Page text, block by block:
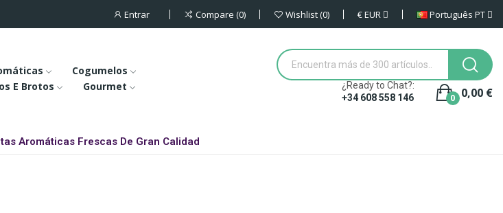
Entrar Compare 0 Wishlist 0 €EUR Português PT
Cogumelos
E Brotos Gourmet
¿Ready to Chat?:
+34 608 558 146
0,00 €
0
Aromáticas Frescas De Gran Calidad